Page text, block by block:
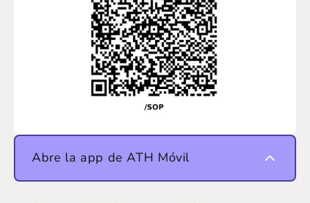
Abre la app de ATH Móvil